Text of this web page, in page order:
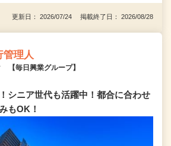
更新日： 2026/07/24 掲載終了日： 2026/08/28
管理人
【毎日興業グループ】
シニア世代も活躍中！都合に合わせ
もOK！